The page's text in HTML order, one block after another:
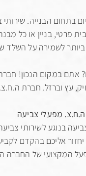
בתחום הבנייה.
פרטי, בניין או כל
לשמירה על השלד
אתם במקום הנכון!
מפעלי צביעה
בנוגע לשירותי
אליכם בהקדם
המקצועי של החברה